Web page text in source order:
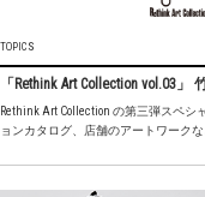
TOPICS
「Rethink Art Collection vol.03」
Rethink Art Collection の第三弾スペ
ョンカタログ、店舗のアートワークな